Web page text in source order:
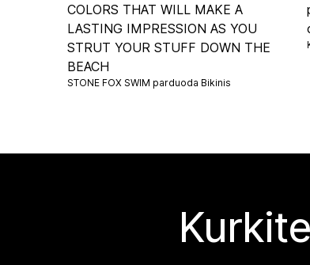
COLORS THAT WILL MAKE A
LASTING IMPRESSION AS YOU
STRUT YOUR STUFF DOWN THE
BEACH
STONE FOX SWIM parduoda Bikinis